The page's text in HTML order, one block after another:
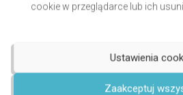
cookie w przeglądarce lub ich
Zaakceptuj
Ustawienia
GRZYWOCZ & PAWLUKIEWICZ |
ks. Piotr Pawlukiewicz ks.